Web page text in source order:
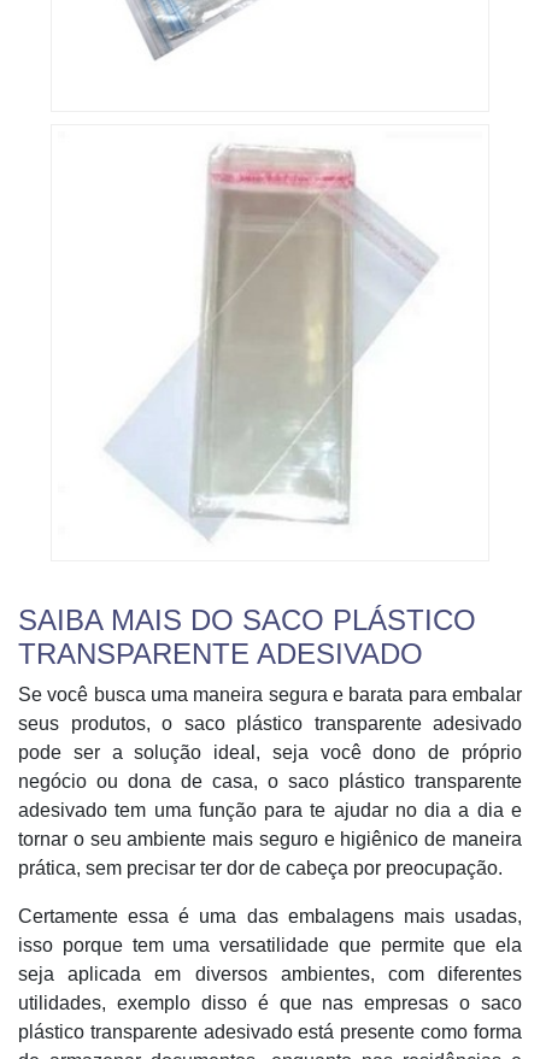
SAIBA MAIS DO SACO PLÁSTICO
TRANSPARENTE ADESIVADO
Se você busca uma maneira segura e barata para embalar
seus produtos, o saco plástico transparente adesivado
pode ser a solução ideal, seja você dono de próprio
negócio ou dona de casa, o saco plástico transparente
adesivado tem uma função para te ajudar no dia a dia e
tornar o seu ambiente mais seguro e higiênico de maneira
prática, sem precisar ter dor de cabeça por preocupação.
Certamente essa é uma das embalagens mais usadas,
isso porque tem uma versatilidade que permite que ela
seja aplicada em diversos ambientes, com diferentes
utilidades, exemplo disso é que nas empresas o saco
plástico transparente adesivado está presente como forma